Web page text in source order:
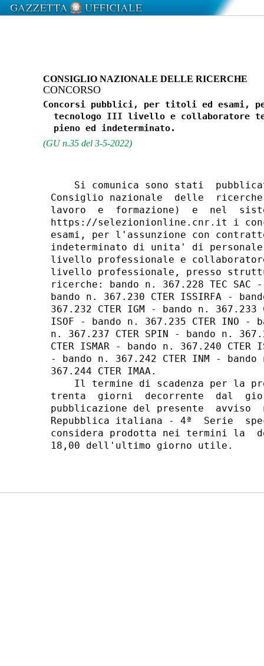
CONSIGLIO NAZIONALE DELLE RICERCHE
CONCORSO
Concorsi pubblici, per titoli ed esami,
tecnologo III livello e collaboratore
(GU n.35 del 3-5-2022)
Si comunica sono stati
Consiglio nazionale  delle
lavoro  e  formazione)  e  nel
https://selezionionline.cnr.it i
esami, per l'assunzione con
indeterminato di unita' di
livello professionale e
livello professionale, presso
ricerche: bando n. 367.228 TEC SAC
bando n. 367.230 CTER ISSIRFA -
367.232 CTER IGM - bando n.
ISOF - bando n. 367.235 CTER INO -
n. 367.237 CTER SPIN - bando n.
CTER ISMAR - bando n. 367.240
- bando n. 367.242 CTER INM -
367.244 CTER IMAA.
Il termine di scadenza per la
trenta  giorni  decorrente  dal
pubblicazione del presente
Repubblica italiana - 4ª  Serie
considera prodotta nei termini la
18,00 dell'ultimo giorno utile.